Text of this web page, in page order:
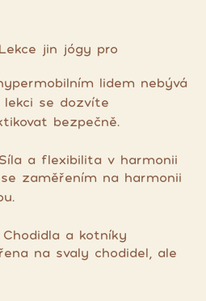
jin jógy pro
lidem nebývá
lekci se dozvíte
bezpečně.
a flexibilita v harmonii
zaměřením na harmonii
a kotníky
na svaly chodidel, ale